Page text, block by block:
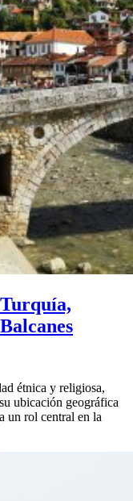
étnica y religiosa,
ubicación geográfica
un rol central en la